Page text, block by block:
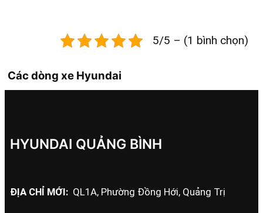
5/5 – (1 bình chọn)
Các dòng xe Hyundai
HYUNDAI QUẢNG BÌNH
ĐỊA CHỈ MỚI:QL1A, Phường Đồng Hới, Quảng Trị